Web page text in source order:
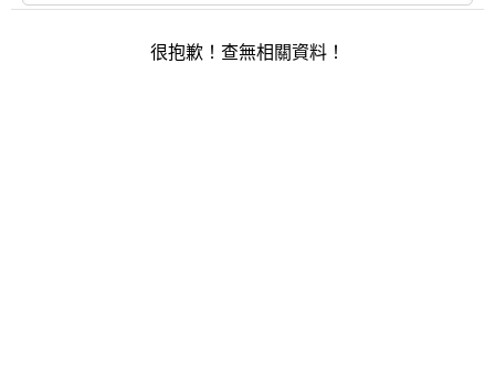
很抱歉！查無相關資料！